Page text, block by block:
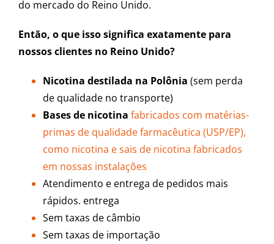
do mercado do Reino Unido.
Então, o que isso significa exatamente para
nossos clientes no Reino Unido?
Nicotina destilada na Polônia (sem perda
de qualidade no transporte)
Bases de nicotina fabricados com matérias-
primas de qualidade farmacêutica (USP/EP),
como nicotina e sais de nicotina fabricados
em nossas instalações
Atendimento e entrega de pedidos mais
rápidos. entrega
Sem taxas de câmbio
Sem taxas de importação